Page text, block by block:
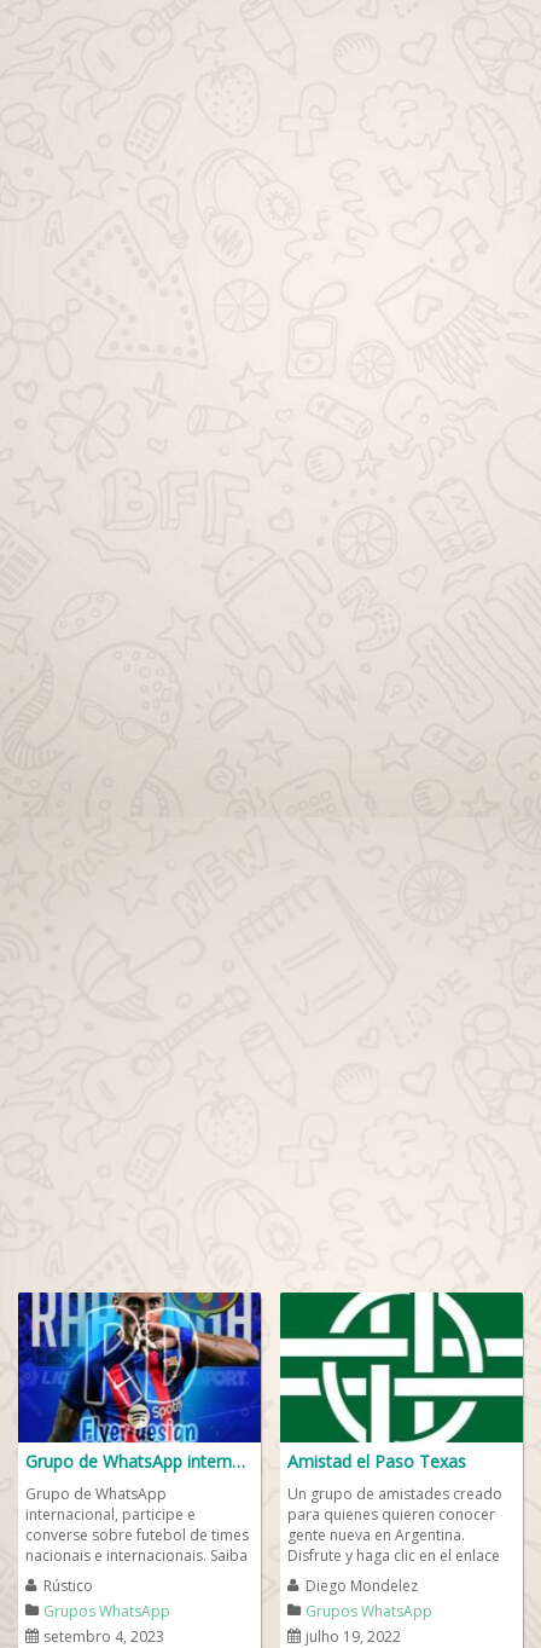
Grupo de WhatsApp internacional
Grupo de WhatsApp
internacional, participe e
converse sobre futebol de times
nacionais e internacionais. Saiba
tudo sobre a liga Europa e
libertadores e faça...
Rústico
Grupos WhatsApp
Internacional
setembro 4, 2023
Amistad el Paso Texas
Un grupo de amistades creado
para quienes quieren conocer
gente nueva en Argentina.
Disfrute y haga clic en el enlace
de WhatsApp a continuación
para...
Diego Mondelez
Grupos WhatsApp
Internacional
julho 19, 2022